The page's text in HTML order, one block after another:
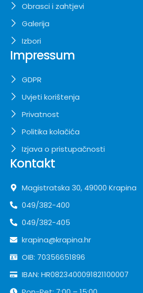
Obrasci i zahtjevi
Galerija
Izbori
Impressum
GDPR
Uvjeti korištenja
Privatnost
Politika kolačića
Izjava o pristupačnosti
Kontakt
Magistratska 30, 49000 Krapina
049/382-400
049/382-405
krapina@krapina.hr
OIB: 70356651896
IBAN: HR0823400091821100007